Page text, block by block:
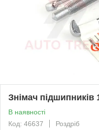
Знімач
В наявності
Код: 46637
Роздріб